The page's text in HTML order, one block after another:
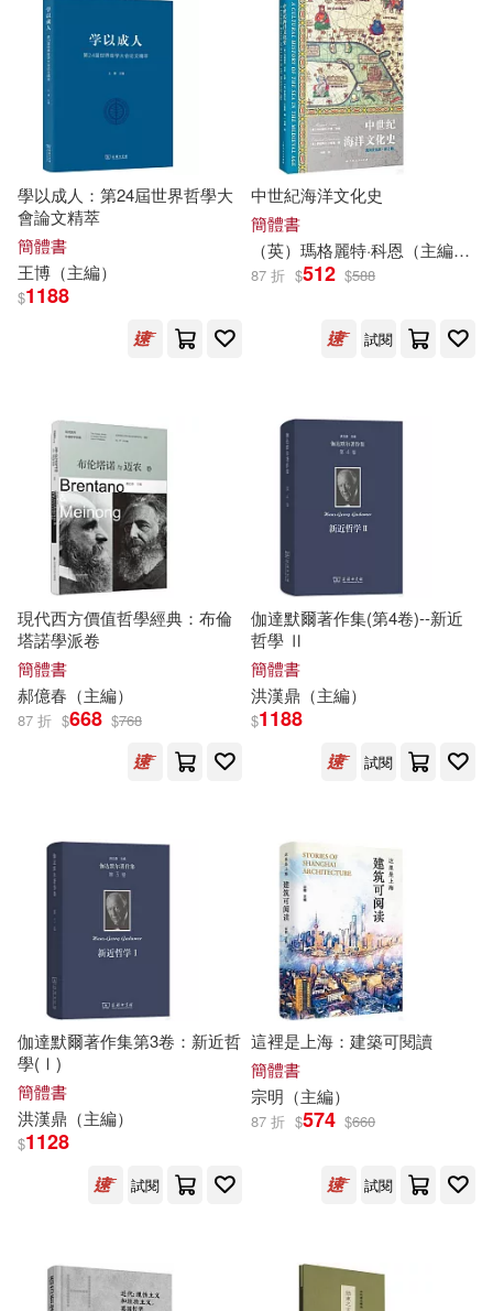
海明威(8)
海潤陽光(8)
清秋子(8) 王中江（主編）(8)
王曙光（主編）(8) 翟德安(8)
臧峰宇（主編）(8)
詹石窗（主編）(8)
賈德江 主編(8) 賴馬(8)
鍾正道(8)
陸軍（主編）(8) 魏文源(8)
黃勇（主編）(8)
龍音編輯委員會 編(8)
龔培華（主編）(8)
NEXT(7) ながえSTYLE(7)
優渥客(7)
全國政協文史和學習委員會(7)
劉軍（主編）(7) 吉松由美(7)
含瑛(7)
唐文辭書編委會主編(7)
現代出版社(43)
青島出版社(43)
北京科學技術出版社(42)
吉林出版集團有限責任公司(42)
四川大學出版社(42)
尖端(42)
河南科學技術出版社(42)
湖北美術出版社(42)
石油工業出版社(42)
北京出版社(41)
最高人民法院出版社(40)
中國少年兒童出版社(39)
博樂伯樂(39)
西泠印社出版社(39)
文化藝術出版社(38)
音樂之橋(38) 學林出版社(37)
學以成人：第24屆世界哲學大
會論文精萃
簡體書
王博（主編）
$1188
中世紀海洋文化史
簡體書
（英）瑪格麗特·科恩（主編）
87 折 $512 $588
試閱
現代西方價值哲學經典：布倫
塔諾學派卷
簡體書
郝億春（主編）
87 折 $668 $768
伽達默爾著作集(第4卷)--新近
哲學 Ⅱ
簡體書
洪漢鼎（主編）
$1188
試閱
伽達默爾著作集第3卷：新近哲
學(Ⅰ)
簡體書
洪漢鼎（主編）
$1128
試閱
這裡是上海：建築可閱讀
簡體書
宗明（主編）
87 折 $574 $660
試閱